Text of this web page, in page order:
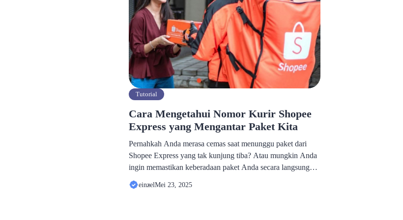
Tutorial
Cara Mengetahui Nomor Kurir Shopee
Express yang Mengantar Paket Kita
Pernahkah Anda merasa cemas saat menunggu paket dari
Shopee Express yang tak kunjung tiba? Atau mungkin Anda
ingin memastikan keberadaan paket Anda secara langsung
dengan kurir yang mengantarkannya? Mengetahui nomor
kurir Shopee Express bisa menjadi solusi untuk mengatasi
einzelMei 23, 2025